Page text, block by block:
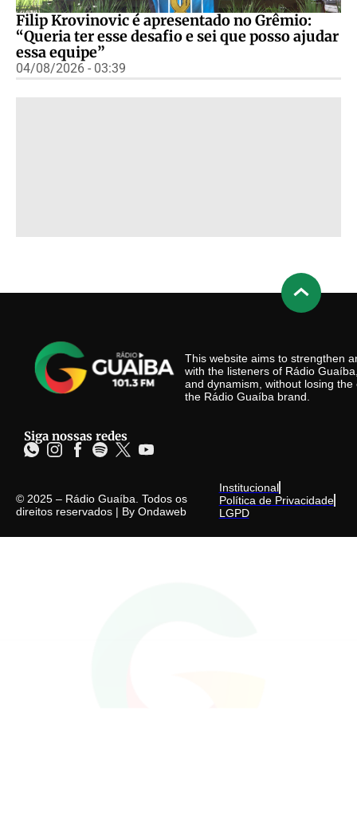
Filip Krovinovic é apresentado no Grêmio:
“Queria ter esse desafio e sei que posso ajudar
essa equipe”
04/08/2026 - 03:39
This website aims to strengthen
with the listeners of Rádio
and dynamism, without losing
the Rádio Guaíba brand.
Siga nossas redes
© 2025 – Rádio Guaíba. Todos os
direitos reservados | By Ondaweb
Institucional
Política de Privacidade
LGPD